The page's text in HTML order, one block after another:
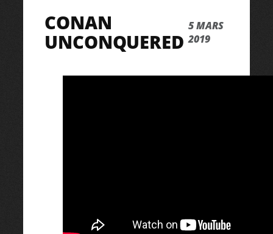
CONAN
UNCONQUERED
5 MARS
2019